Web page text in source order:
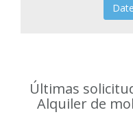
Últimas
Alquiler de